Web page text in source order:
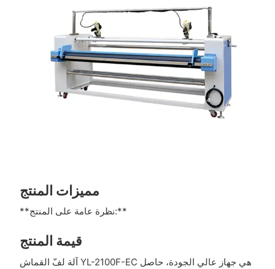
مميزات المنتج
**نظرة عامة على المنتج:**
قيمة المنتج
آلة لفّ القماش YL-2100F-EC هي جهاز عالي الجودة، حاصل